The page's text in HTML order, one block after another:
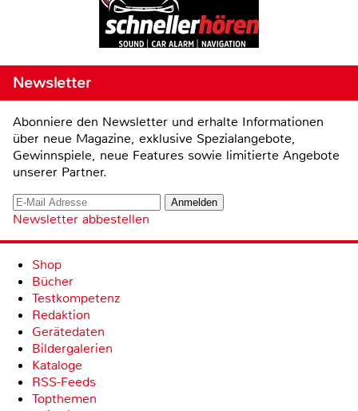
Newsletter
Abonniere den Newsletter und erhalte Informationen
über neue Magazine, exklusive Spezialangebote,
Gewinnspiele, neue Features sowie limitierte Angebote
unserer Partner.
Newsletter abbestellen
Shop
Bücher
Testkompetenz
Redaktion
Gerätedaten
Bildergalerien
Kataloge
RSS-Feeds
Topthemen